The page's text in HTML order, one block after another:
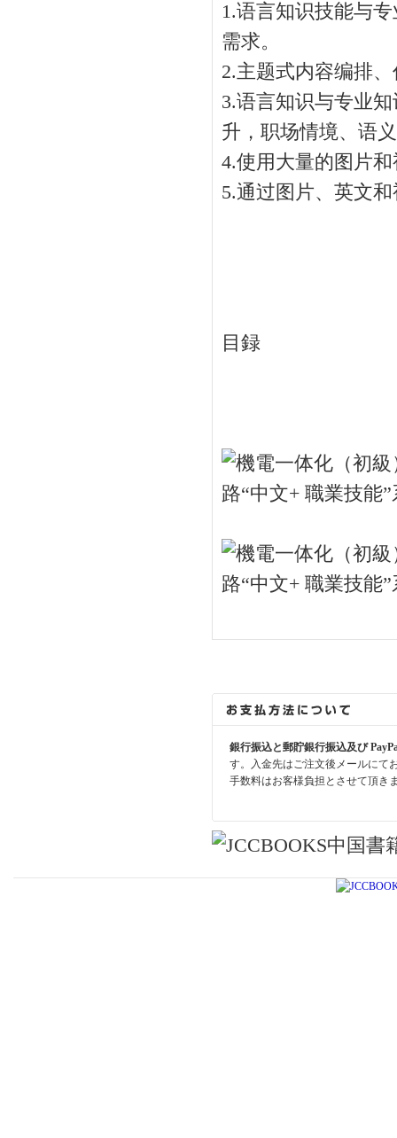
1.语言知识技能与
需求。
2.主题式内容编排
3.语言知识与专业
升，职场情境、语
4.使用大量的图片
5.通过图片、英文
目録
銀行振込と郵貯銀行振込及び
す。入金先はご注文後メールにて
手数料はお客様負担とさせて頂き